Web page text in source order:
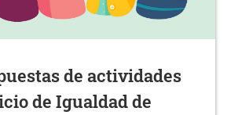
de actividades
de Igualdad de